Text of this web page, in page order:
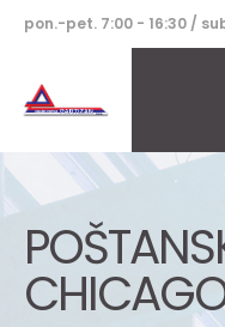
pon.-pet. 7:00 - 16:30 /